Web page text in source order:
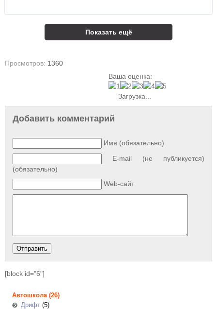
Показать ещё
Просмотров: 1360
Ваша оценка:
Загрузка...
Добавить комментарий
Имя (обязательно)
E-mail (не публикуется)
(обязательно)
Web-сайт
[block id="6"]
Автошкола(26)
Дрифт (5)